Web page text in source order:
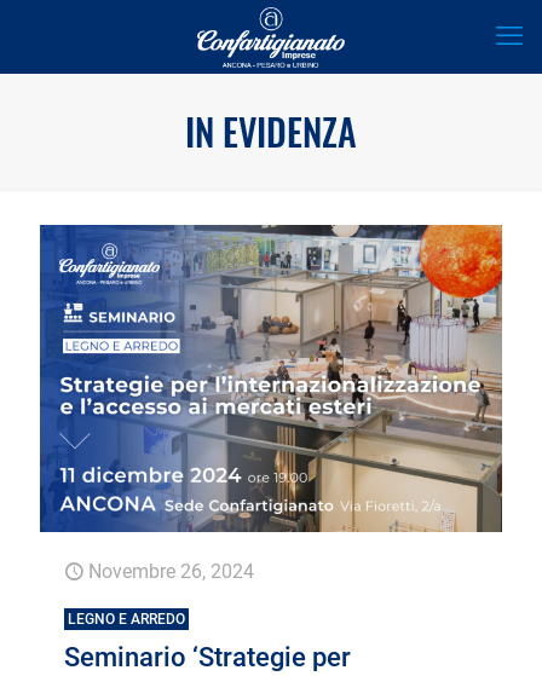
IN EVIDENZA
Novembre 26, 2024
LEGNO E ARREDO
Seminario ‘Strategie per